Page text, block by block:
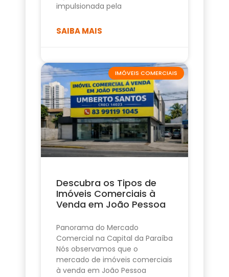
impulsionada pela
SAIBA MAIS
IMÓVEIS COMERCIAIS
Descubra os Tipos de
Imóveis Comerciais à
Venda em João Pessoa
Panorama do Mercado
Comercial na Capital da Paraíba
Nós observamos que o
mercado de imóveis comerciais
à venda em João Pessoa